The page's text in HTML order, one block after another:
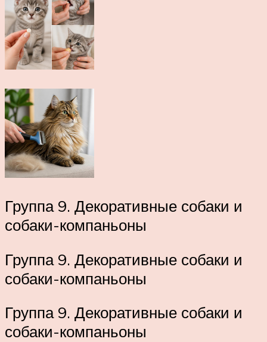
Группа 9. Декоративные собаки и
собаки-компаньоны
Группа 9. Декоративные собаки и
собаки-компаньоны
Группа 9. Декоративные собаки и
собаки-компаньоны